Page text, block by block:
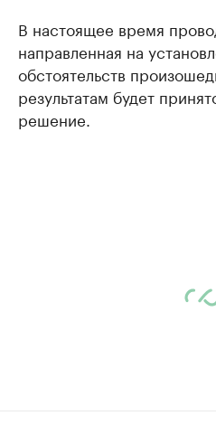
В настоящее время
направленная на
обстоятельств
результатам будет
решение.